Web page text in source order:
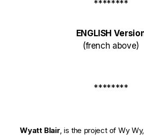
********
ENGLISH
(french above)
********
Wyatt Blair , is the project of Wy